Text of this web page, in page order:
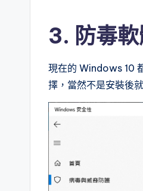
3. 防毒
現在的 Windows 10
擇，當然不是安裝後